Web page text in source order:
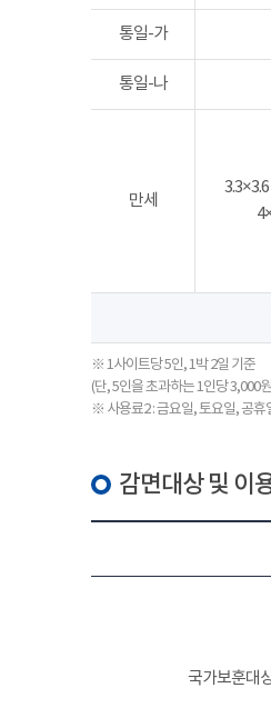
통일-가
통일-나
만세
※ 1사이트당 5인, 1박 2일 기준
(단, 5인을 초과하는 1인당 3,000
※ 사용료2 : 금요일, 토요일, 공휴
감면대상 및 이
국가보훈대